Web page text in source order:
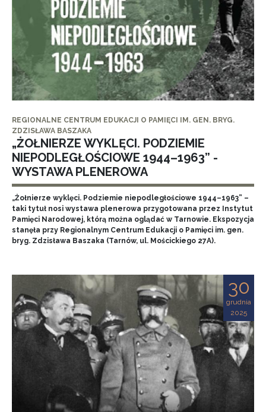
REGIONALNE CENTRUM EDUKACJI O PAMIĘCI IM. GEN. BRYG.
ZDZISŁAWA BASZAKA
„ŻOŁNIERZE WYKLĘCI. PODZIEMIE
NIEPODLEGŁOŚCIOWE 1944–1963” -
WYSTAWA PLENEROWA
„Żołnierze wyklęci. Podziemie niepodległościowe 1944–1963” –
taki tytuł nosi wystawa plenerowa przygotowana przez Instytut
Pamięci Narodowej, którą można oglądać w Tarnowie. Ekspozycja
stanęła przy Regionalnym Centrum Edukacji o Pamięci im. gen.
bryg. Zdzisława Baszaka (Tarnów, ul. Mościckiego 27A).
30
grudnia
2025